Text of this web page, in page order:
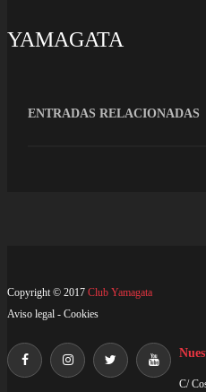
YAMAGATA
ENTRADAS RELACIONADAS
Copyright © 2017 Club Yamagata
Aviso legal - Cookies
C/